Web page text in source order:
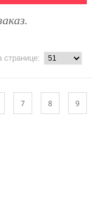
странице:
7 8 9